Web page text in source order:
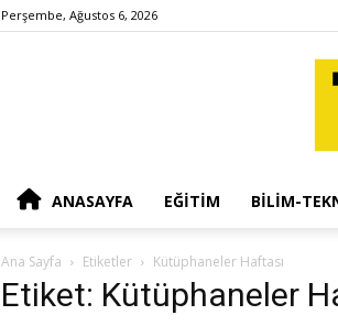
Perşembe, Ağustos 6, 2026
ANASAYFA EĞITIM BILIM-
Ana Sayfa Etiketler Kütüphaneler Haftası
Etiket: Kütüphaneler